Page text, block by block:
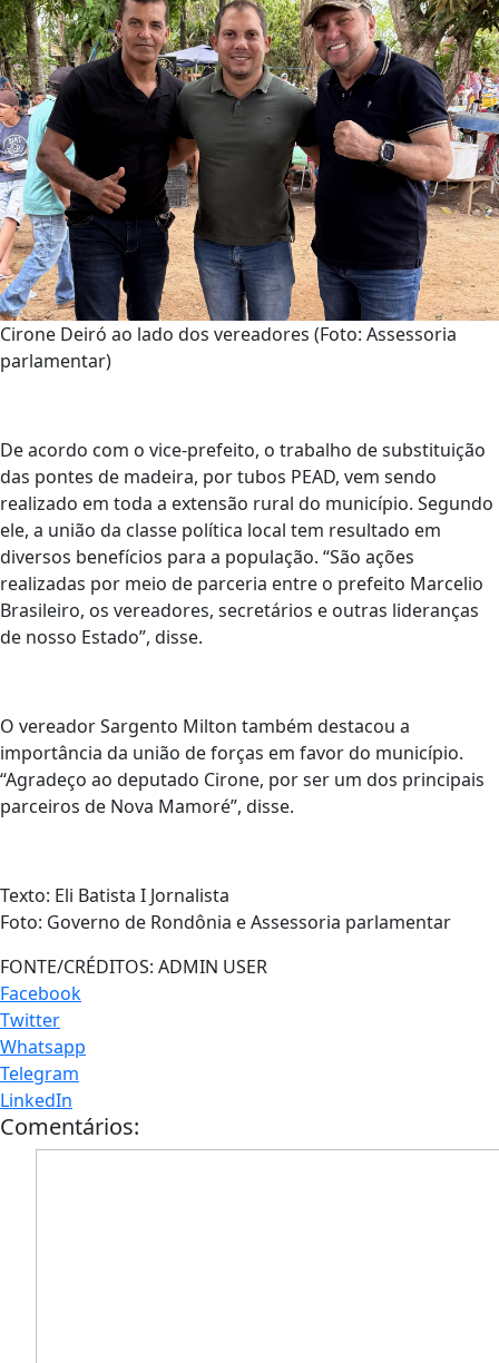
Cirone Deiró ao lado dos vereadores (Foto: Assessoria
parlamentar)
De acordo com o vice-prefeito, o trabalho de substituição
das pontes de madeira, por tubos PEAD, vem sendo
realizado em toda a extensão rural do município. Segundo
ele, a união da classe política local tem resultado em
diversos benefícios para a população. “São ações
realizadas por meio de parceria entre o prefeito Marcelio
Brasileiro, os vereadores, secretários e outras lideranças
de nosso Estado”, disse.
O vereador Sargento Milton também destacou a
importância da união de forças em favor do município.
“Agradeço ao deputado Cirone, por ser um dos principais
parceiros de Nova Mamoré”, disse.
Texto: Eli Batista I Jornalista
Foto: Governo de Rondônia e Assessoria parlamentar
FONTE/CRÉDITOS: ADMIN USER
Facebook
Twitter
Whatsapp
Telegram
LinkedIn
Comentários: